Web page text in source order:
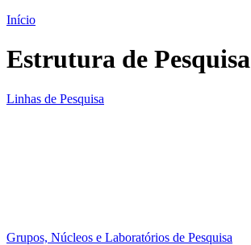
Início
Estrutura de Pesquisa
Linhas de Pesquisa
Grupos, Núcleos e Laboratórios de Pesquisa